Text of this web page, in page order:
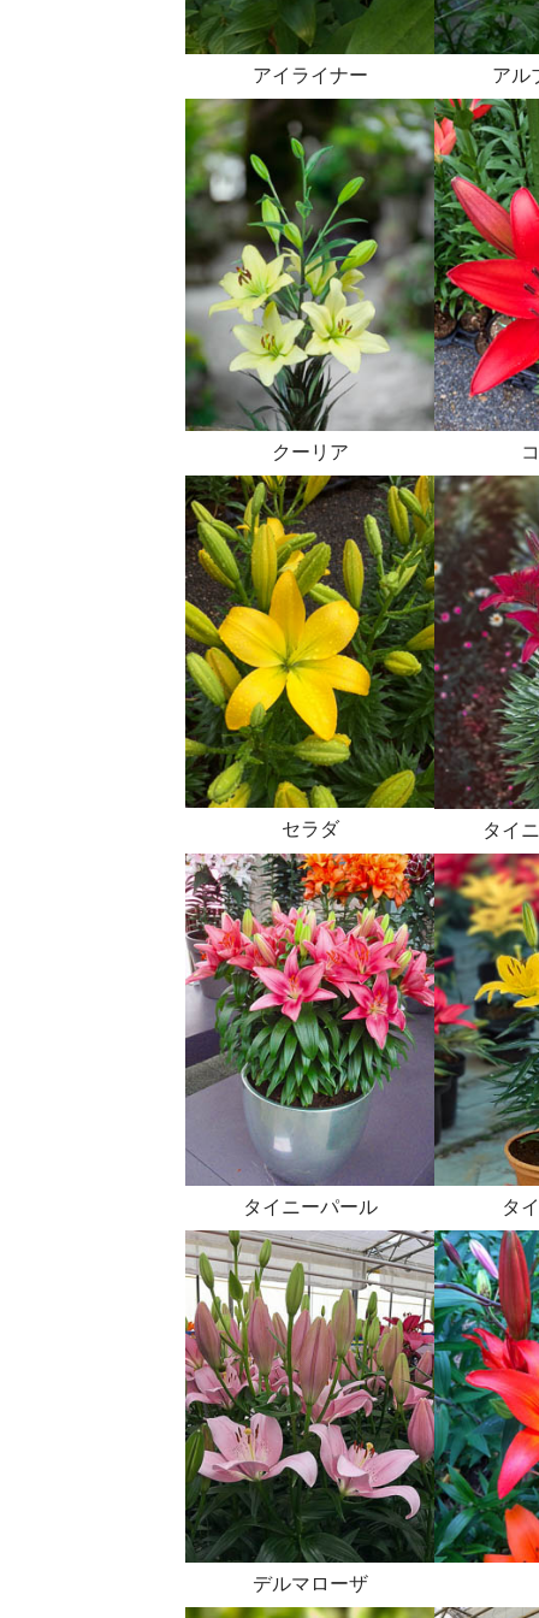
アイライナー アル
クーリア
セラダ タイ
タイニーパール タ
デルマローザ